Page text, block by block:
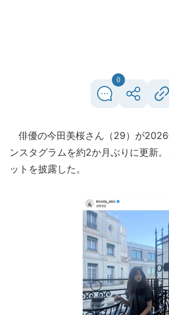
0
俳優の今田美桜さん（29）が
ンスタグラムを約2か月ぶりに更新
ットを披露した。